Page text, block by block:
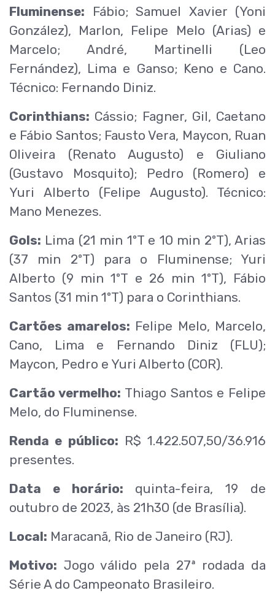
Fluminense: Fábio; Samuel Xavier (Yoni
González), Marlon, Felipe Melo (Arias) e
Marcelo; André, Martinelli (Leo
Fernández), Lima e Ganso; Keno e Cano.
Técnico: Fernando Diniz.
Corinthians: Cássio; Fagner, Gil, Caetano
e Fábio Santos; Fausto Vera, Maycon, Ruan
Oliveira (Renato Augusto) e Giuliano
(Gustavo Mosquito); Pedro (Romero) e
Yuri Alberto (Felipe Augusto). Técnico:
Mano Menezes.
Gols: Lima (21 min 1ºT e 10 min 2ºT), Arias
(37 min 2ºT) para o Fluminense; Yuri
Alberto (9 min 1ºT e 26 min 1ºT), Fábio
Santos (31 min 1ºT) para o Corinthians.
Cartões amarelos: Felipe Melo, Marcelo,
Cano, Lima e Fernando Diniz (FLU);
Maycon, Pedro e Yuri Alberto (COR).
Cartão vermelho: Thiago Santos e Felipe
Melo, do Fluminense.
Renda e público: R$ 1.422.507,50/36.916
presentes.
Data e horário: quinta-feira, 19 de
outubro de 2023, às 21h30 (de Brasília).
Local: Maracanã, Rio de Janeiro (RJ).
Motivo: Jogo válido pela 27ª rodada da
Série A do Campeonato Brasileiro.